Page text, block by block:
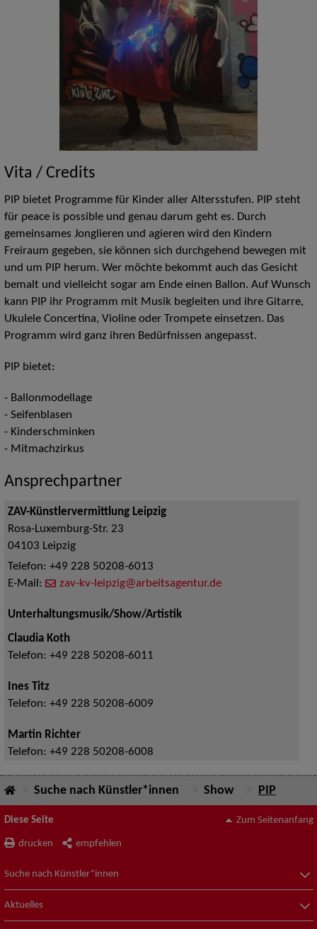
Vita / Credits
PIP bietet Programme für Kinder aller Altersstufen. PIP steht
für peace is possible und genau darum geht es. Durch
gemeinsames Jonglieren und agieren wird den Kindern
Freiraum gegeben, sie können sich durchgehend bewegen mit
und um PIP herum. Wer möchte bekommt auch das Gesicht
bemalt und vielleicht sogar am Ende einen Ballon. Auf Wunsch
kann PIP ihr Programm mit Musik begleiten und ihre Gitarre,
Ukulele Concertina, Violine oder Trompete einsetzen. Das
Programm wird ganz ihren Bedürfnissen angepasst.
PIP bietet:
- Ballonmodellage
- Seifenblasen
- Kinderschminken
- Mitmachzirkus
Ansprechpartner
ZAV-Künstlervermittlung Leipzig
Rosa-Luxemburg-Str. 23
04103 Leipzig
Telefon: +49 228 50208-6013
E-Mail:
zav-kv-leipzig@arbeitsagentur.de
Unterhaltungsmusik/Show/Artistik
Claudia Koth
Telefon: +49 228 50208-6011
Ines Titz
Telefon: +49 228 50208-6009
Martin Richter
Telefon: +49 228 50208-6008
Suche nach Künstler*innen Show PIP
Diese Seite
drucken empfehlen
Zum Seitenanfang
Suche nach Künstler*innen
Aktuelles